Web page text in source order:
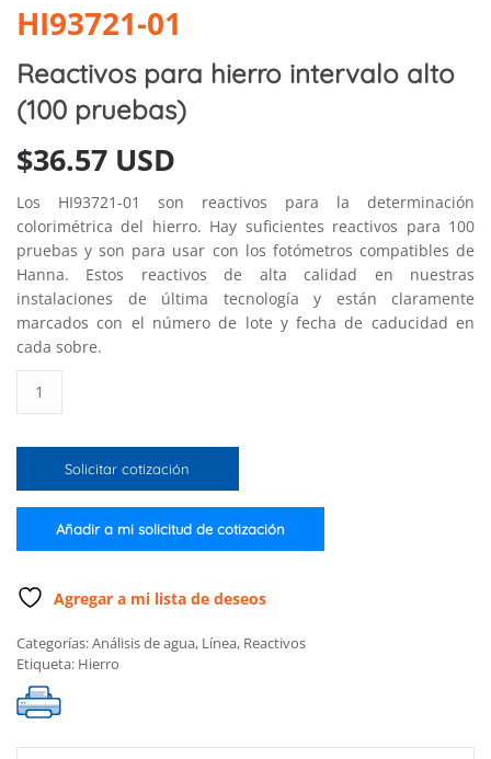
HI93721-01
Reactivos para hierro intervalo alto
(100 pruebas)
$36.57 USD
Los HI93721-01 son reactivos para la determinación
colorimétrica del hierro. Hay suficientes reactivos para 100
pruebas y son para usar con los fotómetros compatibles de
Hanna. Estos reactivos de alta calidad en nuestras
instalaciones de última tecnología y están claramente
marcados con el número de lote y fecha de caducidad en
cada sobre.
para
intervalo
pruebas)
cantidad
Solicitar cotización
Añadir a mi solicitud de cotización
Agregar a mi lista de deseos
Categorías:Análisis de agua, Línea, Reactivos
Etiqueta: Hierro